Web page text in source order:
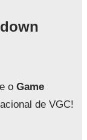
o Game
de VGC!